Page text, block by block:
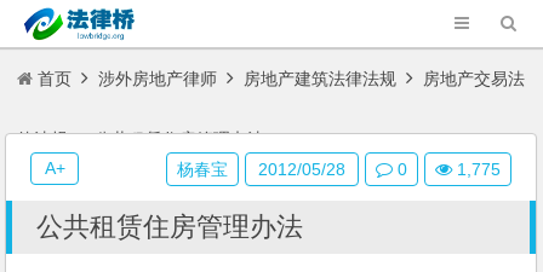
首页 涉外房地产律师 房地产建筑法律法规 房地产交易法
律法规 公共租赁住房管理办法
公共租赁住房管理办法
杨春宝 2012/05/28 0 1,775
A+